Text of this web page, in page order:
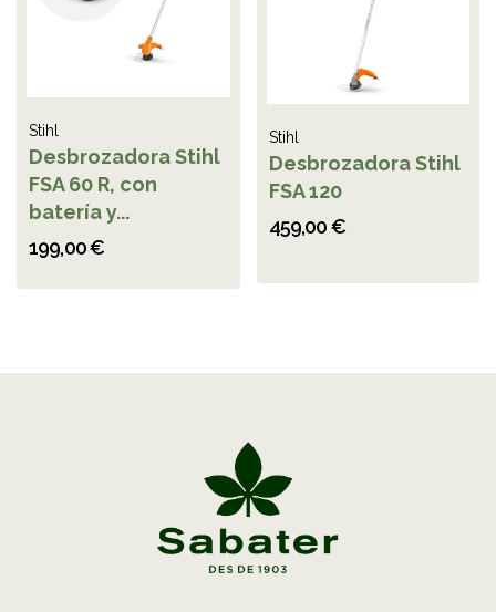
Stihl
Desbrozadora Stihl
FSA 60 R, con
batería y...
199,00 €
Stihl
Desbrozadora Stihl
FSA 120
459,00 €